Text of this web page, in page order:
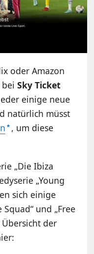
oder Amazon
beiSky Ticket
einige neue
natürlich müsst
, um diese
„Die Ibiza
„Young
sich einige
und „Free
der